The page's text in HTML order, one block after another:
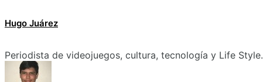
Hugo Juárez
Periodista de videojuegos, cultura, tecnología y Life Style.